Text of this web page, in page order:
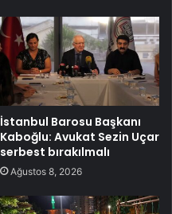
İstanbul Barosu Başkanı
Kaboğlu: Avukat Sezin Uçar
serbest bırakılmalı
Ağustos 8, 2026